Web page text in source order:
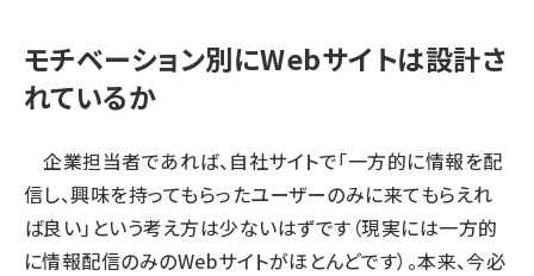
モチベーション別にWebサイトは設計さ
れているか
企業担当者であれば、自社サイトで「一方的に情報を配
信し、興味を持ってもらったユーザーのみに来てもらえれ
ば良い」という考え方は少ないはずです（現実には一方的
に情報配信のみのWebサイトがほとんどです）。本来、今必